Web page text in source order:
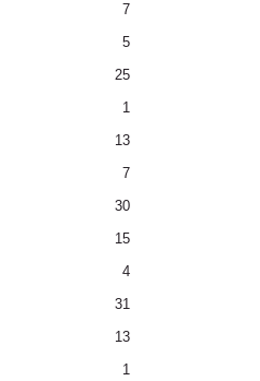
7
5
25
1
13
7
30
15
4
31
13
1